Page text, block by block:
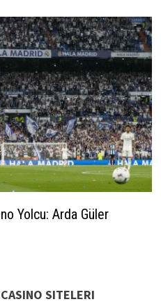
Yolcu: Arda Güler
SITELERI